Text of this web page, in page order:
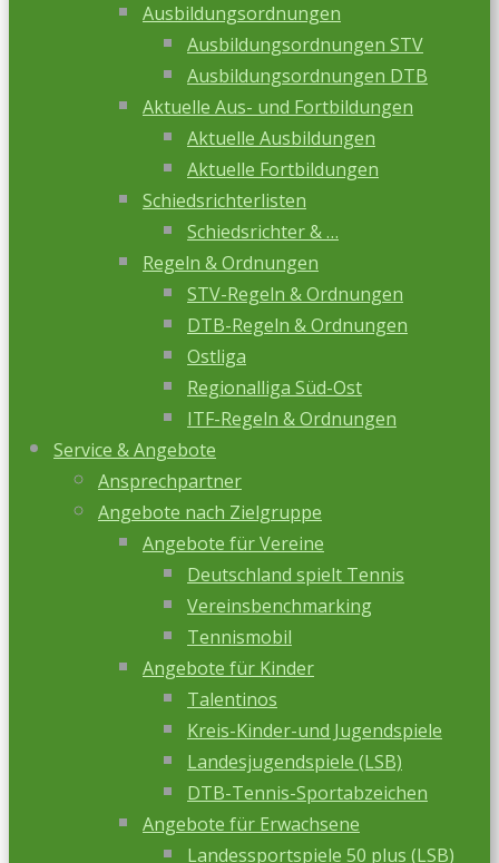
Ausbildungsordnungen
Ausbildungsordnungen STV
Ausbildungsordnungen DTB
Aktuelle Aus- und Fortbildungen
Aktuelle Ausbildungen
Aktuelle Fortbildungen
Schiedsrichterlisten
Schiedsrichter & …
Regeln & Ordnungen
STV-Regeln & Ordnungen
DTB-Regeln & Ordnungen
Ostliga
Regionalliga Süd-Ost
ITF-Regeln & Ordnungen
Service & Angebote
Ansprechpartner
Angebote nach Zielgruppe
Angebote für Vereine
Deutschland spielt Tennis
Vereinsbenchmarking
Tennismobil
Angebote für Kinder
Talentinos
Kreis-Kinder-und Jugendspiele
Landesjugendspiele (LSB)
DTB-Tennis-Sportabzeichen
Angebote für Erwachsene
Landessportspiele 50 plus (LSB)